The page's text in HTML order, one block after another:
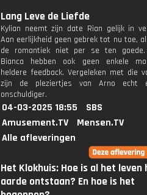
Lang Leve de Liefde
Kylian neemt zijn date Rian gelijk in
Aan eerlijkheid geen gebrek tot nu toe,
de romantiek niet per se ten
Bianca hebben ook geen enkele
heldere feedback. Vergeleken met die
zijn de pleziertjes van Arno echt
onschuldiger.
04-03-2025 18:55
SBS
Amusement.TV
Mensen.TV
Alle afleveringen
Het Klokhuis: Hoe is al het leven
aarde ontstaan? En hoe is het